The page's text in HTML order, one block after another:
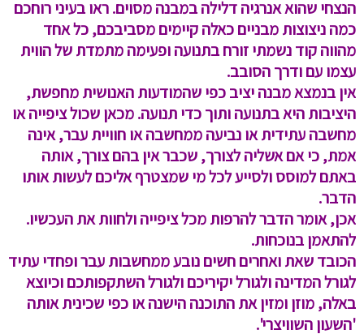
הנצחי שהוא אנרגיה דלילה במבנה מסוים. ראו בעיני רוחכם
כמה ניצוצות מבניים כאלה קיימים מסביבכם, כל אחד
מהווה קוד נשמתי זורח בתנועה ופעימה מתמדת של הווית
עצמו עם ודרך הסובב.
אין בנמצא מבנה יציב כפי שהמודעות האנושית מחפשת,
היציבות היא בתנועה ותוך כדי תנועה. מכאן שכול ציפייה או
מחשבה עתידית או נביעה ממחשבה או חוויית עבר, אינה
אמת, כי אם אשליה לצורך, שכבר אין בהם צורך, אותה
באתם למוסס ולסייע לכל מי שמצטרף אליכם לעשות אותו
הדבר.
אכן, אומר הדבר להרפות מכל ציפייה ולחוות את העכשיו.
להתאמן בנוכחות.
הכובד שאת ואחרים חשים נובע ממחשבות עבר ופחדי עתיד
לגורל המדינה ולגורל יקיריכם ולגורל השתקפותכם וכיוצא
באלה, מוזן ומזין את התוכנה הישנה או כפי שכינית אותה
'השעון השוויצרי'.